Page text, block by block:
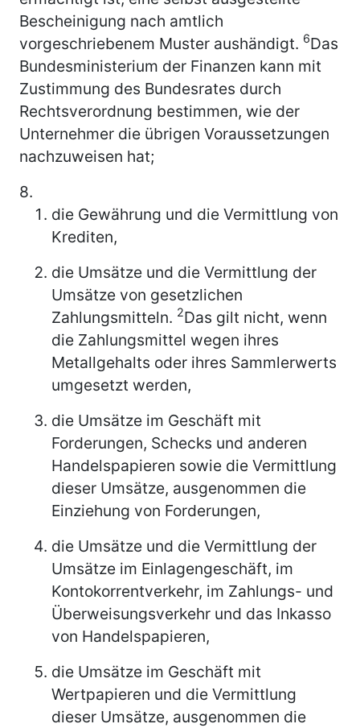
Bescheinigung nach amtlich
vorgeschriebenem Muster aushändigt. 6Das
Bundesministerium der Finanzen kann mit
Zustimmung des Bundesrates durch
Rechtsverordnung bestimmen, wie der
Unternehmer die übrigen Voraussetzungen
nachzuweisen hat;
8.
die Gewährung und die Vermittlung von
Krediten,
die Umsätze und die Vermittlung der
Umsätze von gesetzlichen
Zahlungsmitteln. 2Das gilt nicht, wenn
die Zahlungsmittel wegen ihres
Metallgehalts oder ihres Sammlerwerts
umgesetzt werden,
die Umsätze im Geschäft mit
Forderungen, Schecks und anderen
Handelspapieren sowie die Vermittlung
dieser Umsätze, ausgenommen die
Einziehung von Forderungen,
die Umsätze und die Vermittlung der
Umsätze im Einlagengeschäft, im
Kontokorrentverkehr, im Zahlungs- und
Überweisungsverkehr und das Inkasso
von Handelspapieren,
die Umsätze im Geschäft mit
Wertpapieren und die Vermittlung
dieser Umsätze, ausgenommen die